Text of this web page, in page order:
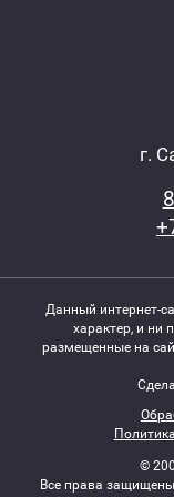
г.
Данный интернет-
характер, и ни
размещенные на
©
Все права